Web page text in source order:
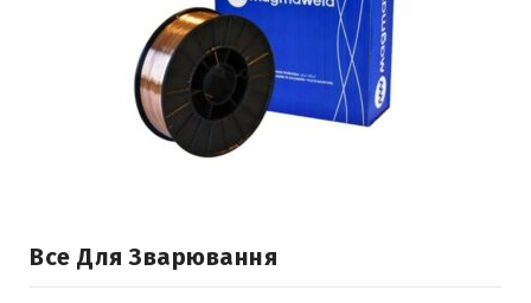
Все Для Зварювання